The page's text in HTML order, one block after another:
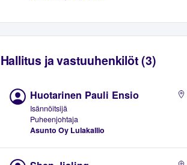
Hallitus ja vastuuhenkilöt (3)
Huotarinen Pauli Ensio
Isännöitsijä
Puheenjohtaja
Asunto Oy Lulakallio